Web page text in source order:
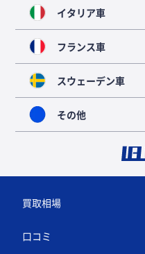
イタリア車
フランス車
スウェーデン車
その他
買取相場
口コミ